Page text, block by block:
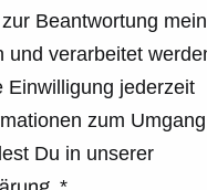
Beantwortung
und verarbeitet
Einwilligung jederzeit
zum
Du in unserer